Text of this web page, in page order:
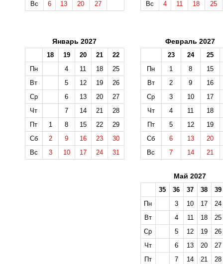
Вс
6 13 20 27
Вс
4 11 18 25
Январь 2027
18 19 20 21
22
Пн
4 11 18
25
Вт
5 12 19
26
Ср
6 13 20
27
Чт
7 14 21
28
Пт
1 8 15 22
29
Сб
2 9 16 23
30
Вс
3 10 17 24 31
Февраль 2027
23 24
25
Пн
1 8
15
Вт
2 9
16
Ср
3 10
17
Чт
4 11
18
Пт
5 12
19
Сб
6 13
20
Вс
7 14 21
Май 2027
35 36 37 38
39
Пн
3 10 17
24
Вт
4 11 18
25
Ср
5 12 19
26
Чт
6 13 20
27
Пт
7 14 21
28